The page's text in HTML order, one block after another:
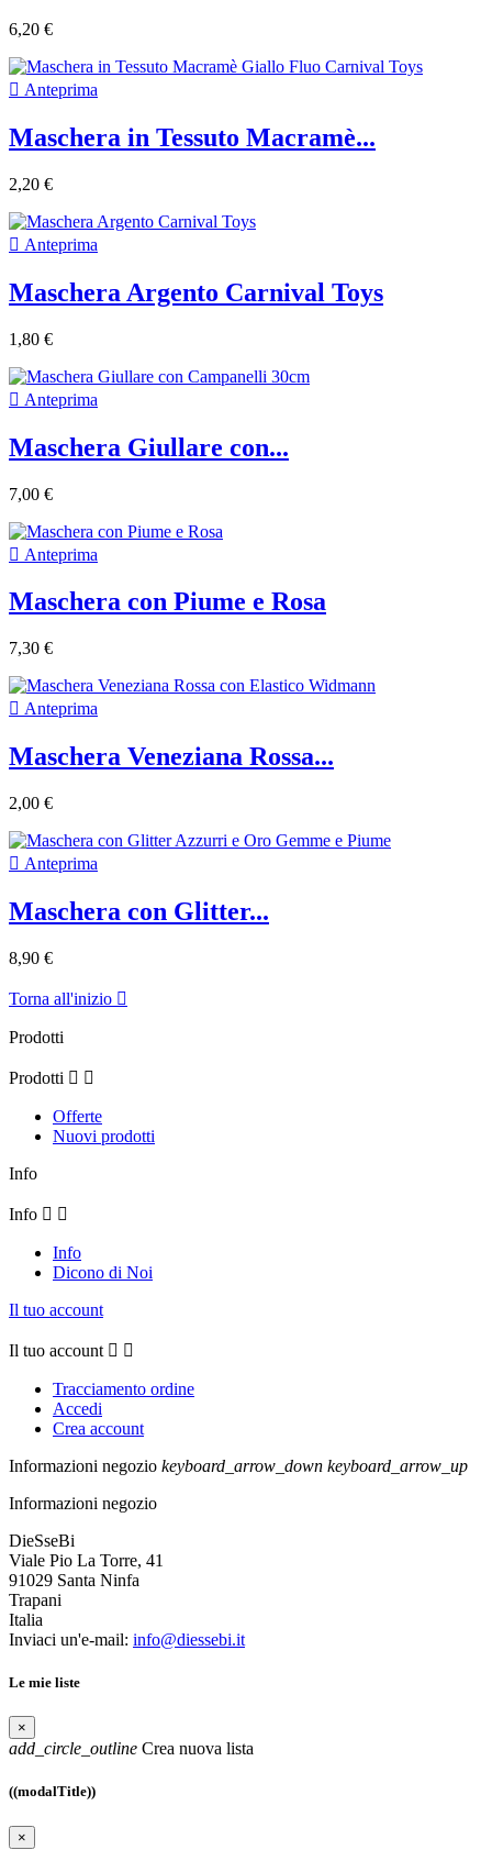
6,20 €
 Anteprima
Maschera in Tessuto Macramè...
2,20 €
 Anteprima
Maschera Argento Carnival Toys
1,80 €
 Anteprima
Maschera Giullare con...
7,00 €
 Anteprima
Maschera con Piume e Rosa
7,30 €
 Anteprima
Maschera Veneziana Rossa...
2,00 €
 Anteprima
Maschera con Glitter...
8,90 €
Torna all'inizio 
Prodotti
Prodotti  
Offerte
Nuovi prodotti
Info
Info  
Info
Dicono di Noi
Il tuo account
Il tuo account  
Tracciamento ordine
Accedi
Crea account
Informazioni negozio keyboard_arrow_down keyboard_arrow_up
Informazioni negozio
DieSseBi
Viale Pio La Torre, 41
91029 Santa Ninfa
Trapani
Italia
Inviaci un'e-mail: info@diessebi.it
Le mie liste
×
add_circle_outline Crea nuova lista
((modalTitle))
×